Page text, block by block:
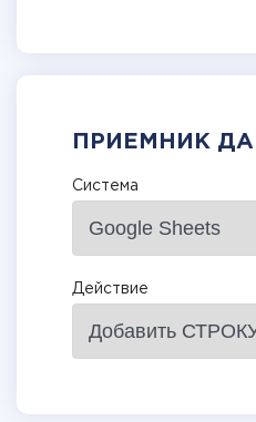
ПРИЕМНИК
Система
Действие